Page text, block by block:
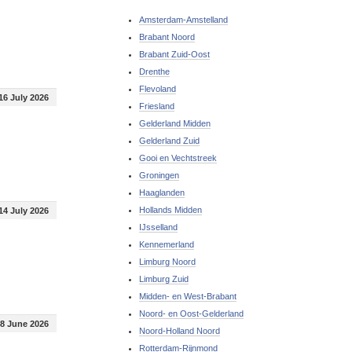
July 2026
July 2026
June 2026
Amsterdam-Amstelland
Brabant Noord
Brabant Zuid-Oost
Drenthe
Flevoland
Friesland
Gelderland Midden
Gelderland Zuid
Gooi en Vechtstreek
Groningen
Haaglanden
Hollands Midden
IJsselland
Kennemerland
Limburg Noord
Limburg Zuid
Midden- en West-Brabant
Noord- en Oost-Gelderland
Noord-Holland Noord
Rotterdam-Rijnmond